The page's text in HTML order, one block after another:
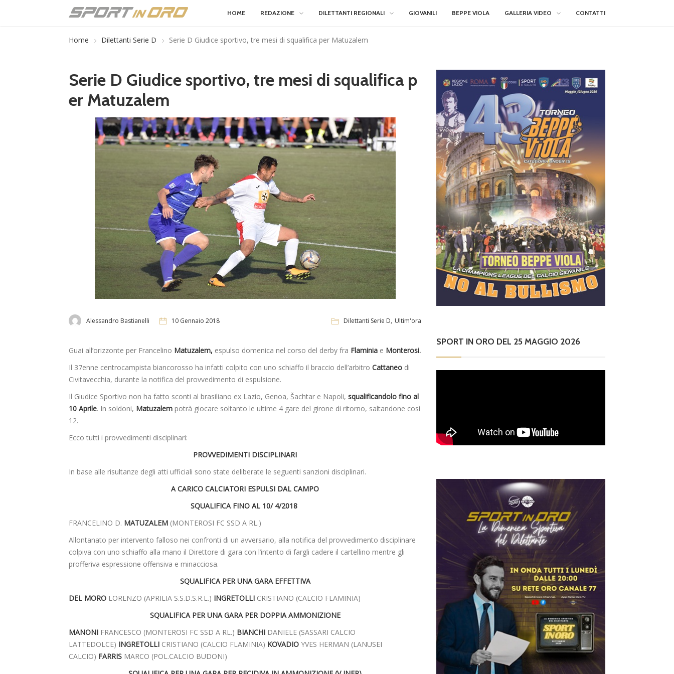
HOME REDAZIONE DILETTANTI REGIONALI GIOVANILI BEPPE VIOLA GALLERIA VIDEO CONTATTI
Home Dilettanti Serie D Serie D Giudice sportivo, tre mesi di squalifica per Matuzalem
Serie D Giudice sportivo, tre mesi di squalifica p
er Matuzalem
Alessandro Bastianelli 10 Gennaio 2018 Dilettanti Serie D, Ultim'ora
Guai all’orizzonte per Francelino Matuzalem, espulso domenica nel corso del derby fra Flaminia e Monterosi.
Il 37enne centrocampista biancorosso ha infatti colpito con uno schiaffo il braccio dell’arbitro Cattaneo di
Civitavecchia, durante la notifica del provvedimento di espulsione.
Il Giudice Sportivo non ha fatto sconti al brasiliano ex Lazio, Genoa, Šachtar e Napoli, squalificandolo fino al
10 Aprile. In soldoni, Matuzalem potrà giocare soltanto le ultime 4 gare del girone di ritorno, saltandone così
12.
Ecco tutti i provvedimenti disciplinari:
PROVVEDIMENTI DISCIPLINARI
In base alle risultanze degli atti ufficiali sono state deliberate le seguenti sanzioni disciplinari.
A CARICO CALCIATORI ESPULSI DAL CAMPO
SQUALIFICA FINO AL 10/ 4/2018
FRANCELINO D. MATUZALEM (MONTEROSI FC SSD A RL.)
Allontanato per intervento falloso nei confronti di un avversario, alla notifica del provvedimento disciplinare
colpiva con uno schiaffo alla mano il Direttore di gara con l’intento di fargli cadere il cartellino mentre gli
profferiva espressione offensiva e minacciosa.
SQUALIFICA PER UNA GARA EFFETTIVA
DEL MORO LORENZO (APRILIA S.S.D.S.R.L.) INGRETOLLI CRISTIANO (CALCIO FLAMINIA)
SQUALIFICA PER UNA GARA PER DOPPIA AMMONIZIONE
MANONI FRANCESCO (MONTEROSI FC SSD A RL.) BIANCHI DANIELE (SASSARI CALCIO
LATTEDOLCE) INGRETOLLI CRISTIANO (CALCIO FLAMINIA) KOVADIO YVES HERMAN (LANUSEI
CALCIO) FARRIS MARCO (POL.CALCIO BUDONI)
SPORT IN ORO DEL 25 MAGGIO 2026